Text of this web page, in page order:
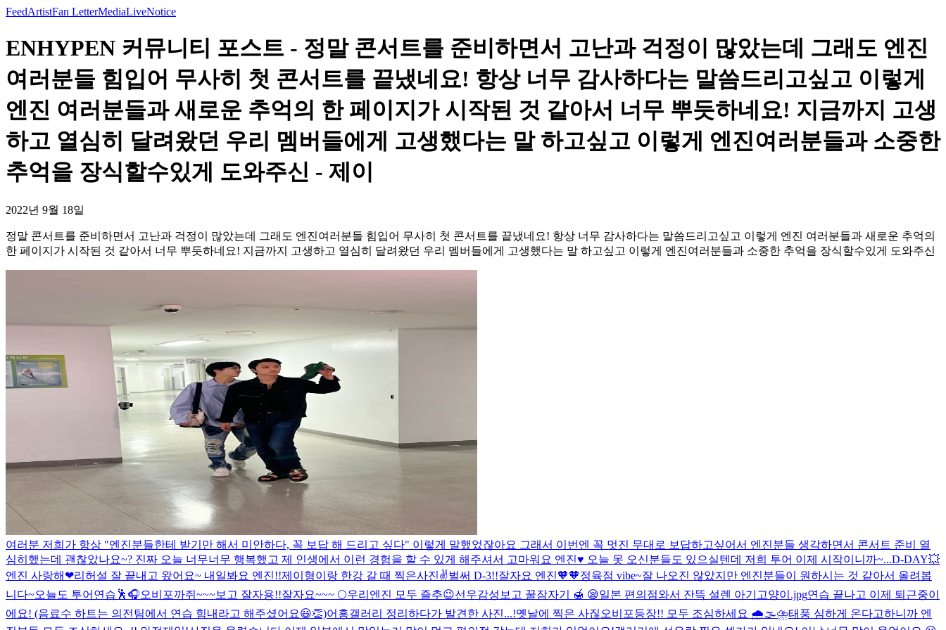
FeedArtistFan LetterMediaLiveNotice
ENHYPEN 커뮤니티 포스트 - 정말 콘서트를 준비하면서 고난과 걱정이 많았는데 그래도 엔진
여러분들 힘입어 무사히 첫 콘서트를 끝냈네요! 항상 너무 감사하다는 말씀드리고싶고 이렇게
엔진 여러분들과 새로운 추억의 한 페이지가 시작된 것 같아서 너무 뿌듯하네요! 지금까지 고생
하고 열심히 달려왔던 우리 멤버들에게 고생했다는 말 하고싶고 이렇게 엔진여러분들과 소중한
추억을 장식할수있게 도와주신 - 제이
2022년 9월 18일
정말 콘서트를 준비하면서 고난과 걱정이 많았는데 그래도 엔진여러분들 힘입어 무사히 첫 콘서트를 끝냈네요! 항상 너무 감사하다는 말씀드리고싶고 이렇게 엔진 여러분들과 새로운 추억의
한 페이지가 시작된 것 같아서 너무 뿌듯하네요! 지금까지 고생하고 열심히 달려왔던 우리 멤버들에게 고생했다는 말 하고싶고 이렇게 엔진여러분들과 소중한 추억을 장식할수있게 도와주신
여러분 저희가 항상 "엔진분들한테 받기만 해서 미안하다, 꼭 보답 해 드리고 싶다" 이렇게 말했었잖아요 그래서 이번엔 꼭 멋진 무대로 보답하고싶어서 엔진분들 생각하면서 콘서트 준비 열
심히했는데 괜찮았나요~? 진짜 오늘 너무너무 행복했고 제 인생에서 이런 경험을 할 수 있게 해주셔서 고마워요 엔진♥️ 오늘 못 오신분들도 있으실텐데 저희 투어 이제 시작이니까~...D-DAY💥
엔진 사랑해❤︎리허설 잘 끝내고 왔어요~ 내일봐요 엔진!!제이형이랑 한강 갈 때 찍은사진✌️벌써 D-3!!잘자요 엔진🧡🧡정육점 vibe~잘 나오진 않았지만 엔진분들이 원하시는 것 같아서 올려봅
니다~오늘도 투어연습🕺 🎧오비포까쥐~~~보고 잘자용!!잘자요~~~ 🌕우리엔진 모두 즐추😉선우감성보고 꿀잠자기 🍯 😪일본 편의점와서 잔뜩 설렌 아기고양이.jpg연습 끝나고 이제 퇴근중이
에요! (음료수 하트는 의전팀에서 연습 힘내라고 해주셨어요😃👏)어흥갤러리 정리하다가 발견한 사진...!옛날에 찍은 사짆오비포등장!! 모두 조심하세요 🌧🌫⛈️태풍 심하게 온다고하니까 엔